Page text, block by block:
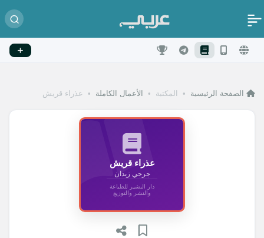
الصفحة الرئيسية • المكتبة • الأعمال الكاملة • عذراء قريش
عذراء قريش
جرجي زيدان
دار البشير للطباعة
والنشر والتوزيع